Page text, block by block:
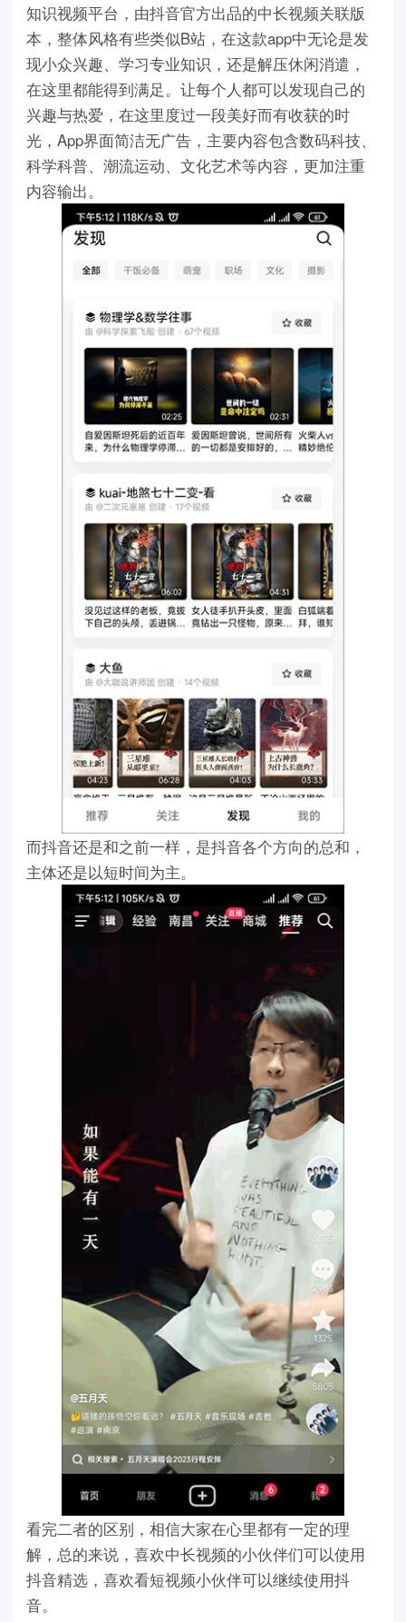
知识视频平台，由抖音官方出品的中长视频关联版
本，整体风格有些类似B站，在这款app中无论是发
现小众兴趣、学习专业知识，还是解压休闲消遣，
在这里都能得到满足。让每个人都可以发现自己的
兴趣与热爱，在这里度过一段美好而有收获的时
光，App界面简洁无广告，主要内容包含数码科技、
科学科普、潮流运动、文化艺术等内容，更加注重
内容输出。
而抖音还是和之前一样，是抖音各个方向的总和，
主体还是以短时间为主。
看完二者的区别，相信大家在心里都有一定的理
解，总的来说，喜欢中长视频的小伙伴们可以使用
抖音精选，喜欢看短视频小伙伴可以继续使用抖
音。